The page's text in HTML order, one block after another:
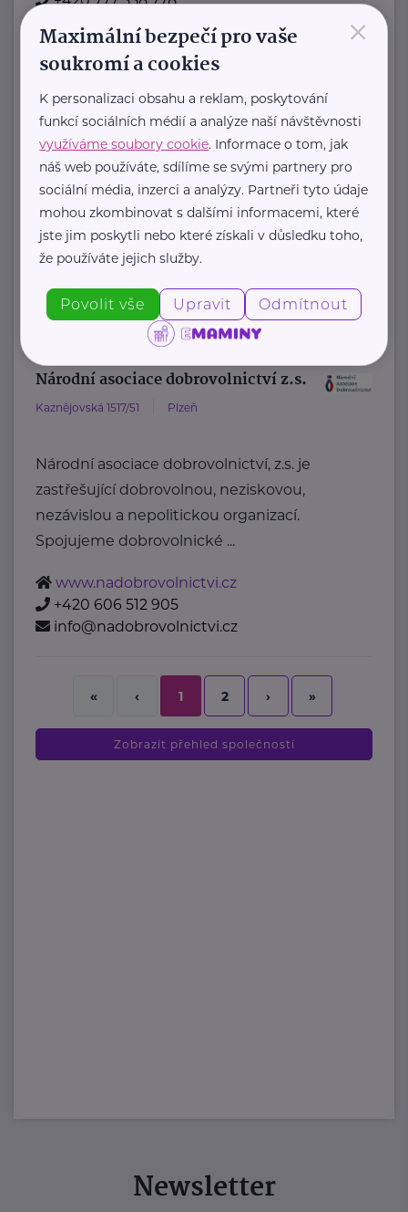
ludmila.janzurova@kolpingsmecno.cz
Nadační fond Spolu s odvahou
Žižkova 403 Mladá Boleslav
Nadační fond Spolu s odvahou
je nezisková organizace, jejímž
posláním je podporovat duševní
zdraví dětí ...
+420 725 565 273
info@spolusodvahou.cz
Národní asociace dobrovolnictví z.s.
Kaznějovská 1517/51 Plzeň
Národní asociace dobrovolnictví, z.s. je
zastřešující dobrovolnou, neziskovou,
nezávislou a nepolitickou organizací.
Spojujeme dobrovolnické ...
www.nadobrovolnictvi.cz
+420 606 512 905
info@nadobrovolnictvi.cz
« ‹ 1 2 › »
Zobrazit přehled společností
Newsletter
×
Maximální bezpečí pro vaše
soukromí a cookies
K personalizaci obsahu a reklam, poskytování
funkcí sociálních médií a analýze naší návštěvnosti
využíváme soubory cookie. Informace o tom, jak
náš web používáte, sdílíme se svými partnery pro
sociální média, inzerci a analýzy. Partneři tyto údaje
mohou zkombinovat s dalšími informacemi, které
jste jim poskytli nebo které získali v důsledku toho,
že používáte jejich služby.
Povolit vše Upravit Odmítnout